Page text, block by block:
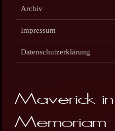
Archiv
Impressum
Datenschutzerklärung
Maverick in
Memoriam